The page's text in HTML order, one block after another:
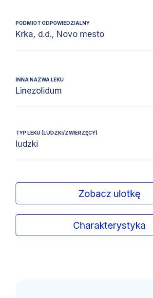
PODMIOT ODPOWIEDZIALNY
Krka, d.d., Novo mesto
INNA NAZWA LEKU
Linezolidum
TYP LEKU (LUDZKI/ZWIERZĘCY)
ludzki
Zobacz ulotkę
Charakterystyka